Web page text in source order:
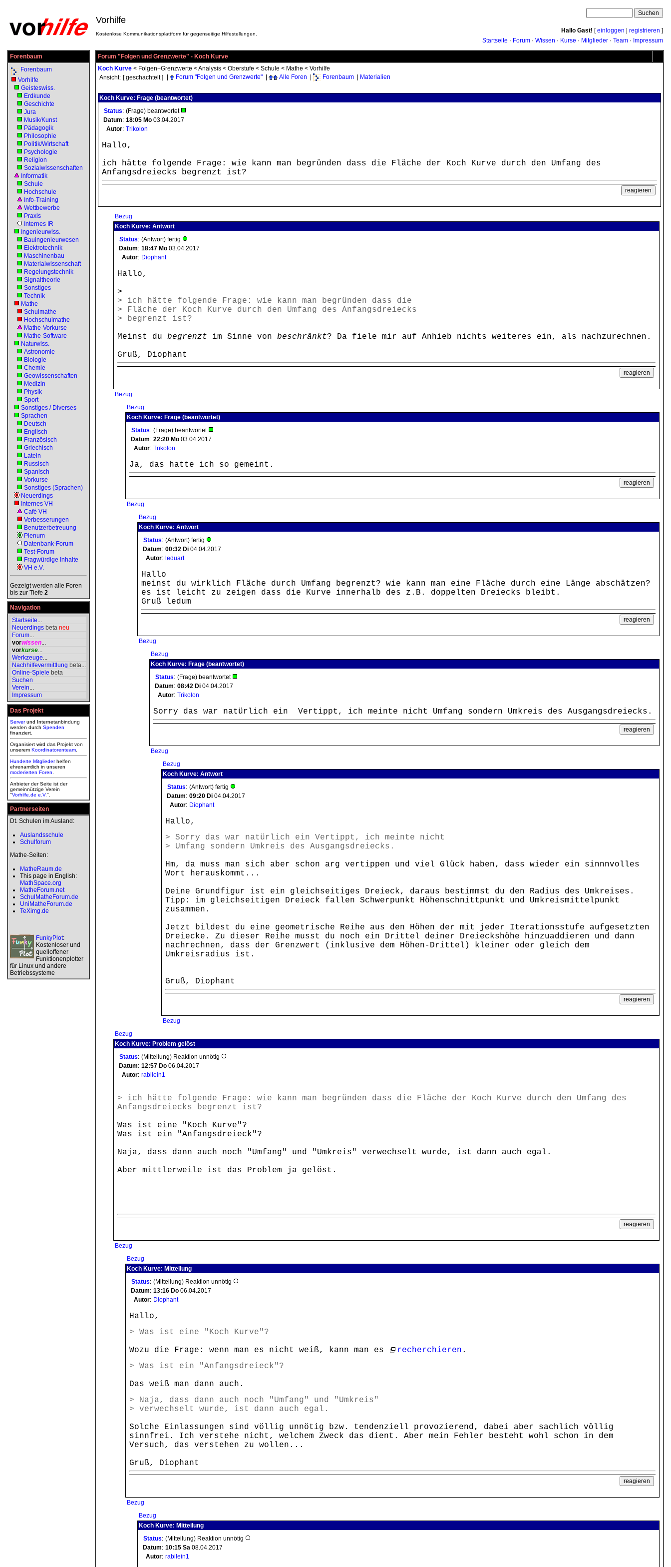
Vorhilfe
Kostenlose Kommunikationsplattform für gegenseitige Hilfestellungen. Hallo Gast! [einloggen registrieren ]
Startseite · Forum · Wissen · Kurse · Mitglieder · Team · Impressum
Forenbaum
Forenbaum
Vorhilfe
Geisteswiss.
Erdkunde
Geschichte
Jura
Musik/Kunst
Pädagogik
Philosophie
Politik/Wirtschaft
Psychologie
Religion
Sozialwissenschaften
Informatik
Schule
Hochschule
Info-Training
Wettbewerbe
Praxis
Internes IR
Ingenieurwiss.
Bauingenieurwesen
Elektrotechnik
Maschinenbau
Materialwissenschaft
Regelungstechnik
Signaltheorie
Sonstiges
Technik
Mathe
Schulmathe
Hochschulmathe
Mathe-Vorkurse
Mathe-Software
Naturwiss.
Astronomie
Biologie
Chemie
Geowissenschaften
Medizin
Physik
Sport
Sonstiges / Diverses
Sprachen
Deutsch
Englisch
Französisch
Griechisch
Latein
Russisch
Spanisch
Vorkurse
Sonstiges (Sprachen)
Neuerdings
Internes VH
Café VH
Verbesserungen
Benutzerbetreuung
Plenum
Datenbank-Forum
Test-Forum
Fragwürdige Inhalte
VH e.V.
Gezeigt werden alle Foren
bis zur Tiefe 2
Navigation
Startseite...
Neuerdings beta neu
Forum...
vorwissen...
vorkurse...
Werkzeuge...
Nachhilfevermittlung beta...
Online-Spiele beta
Suchen
Verein...
Impressum
Das Projekt
Serverund Internetanbindung
werden durch Spenden
finanziert.
Organisiert wird das Projekt von
unserem Koordinatorenteam
Hunderte Mitgliederhelfen
ehrenamtlich in unseren
moderierten Foren
Anbieter der Seite ist der
gemeinnützige Verein
"Vorhilfe.de e.V.".
Partnerseiten
Dt. Schulen im Ausland:
Auslandsschule
Schulforum
Mathe-Seiten:
MatheRaum.de
This page in English:
MathSpace.org
MatheForum.net
SchulMatheForum.de
UniMatheForum.de
TeXimg.de
FunkyPlot:
Kostenloser und
quelloffener
Funktionenplotter
für Linux und andere
Betriebssysteme
Forum "Folgen und Grenzwerte" - Koch Kurve
Koch Kurve < Folgen+Grenzwerte <Analysis < Oberstufe < Schule < Mathe < Vorhilfe
Ansicht: [ geschachtelt ] Forum "Folgen und Grenzwerte" Alle Foren Forenbaum Materialien
Koch Kurve: Frage (beantwortet)
Status: (Frage) beantwortet
Datum: 18:05 Mo 03.04.2017
Autor: Trikolon
Hallo,
ich hätte folgende Frage: wie kann man begründen dass die Fläche der Koch Kurve durch den Umfang des
Anfangsdreiecks begrenzt ist?
Bezug
Koch Kurve: Antwort
Status: (Antwort) fertig
Datum: 18:47 Mo 03.04.2017
Autor: Diophant
Hallo,
>
> ich hätte folgende Frage: wie kann man begründen dass die
> Fläche der Koch Kurve durch den Umfang des Anfangsdreiecks
> begrenzt ist?
Meinst du begrenzt im Sinne von beschränkt? Da fiele mir auf Anhieb nichts weiteres ein, als nachzurechnen.
Gruß, Diophant
Bezug
Bezug
Koch Kurve: Frage (beantwortet)
Status: (Frage) beantwortet
Datum: 22:20 Mo 03.04.2017
Autor: Trikolon
Ja, das hatte ich so gemeint.
Bezug
Bezug
Koch Kurve: Antwort
Status: (Antwort) fertig
Datum: 00:32 Di 04.04.2017
Autor: leduart
Hallo
meinst du wirklich Fläche durch Umfang begrenzt? wie kann man eine Fläche durch eine Länge abschätzen?
es ist leicht zu zeigen dass die Kurve innerhalb des z.B. doppelten Dreiecks bleibt.
Gruß ledum
Bezug
Bezug
Koch Kurve: Frage (beantwortet)
Status: (Frage) beantwortet
Datum: 08:42 Di 04.04.2017
Autor: Trikolon
Sorry das war natürlich ein Vertippt, ich meinte nicht Umfang sondern Umkreis des Ausgangsdreiecks.
Bezug
Bezug
Koch Kurve: Antwort
Status: (Antwort) fertig
Datum: 09:20 Di 04.04.2017
Autor: Diophant
Hallo,
> Sorry das war natürlich ein Vertippt, ich meinte nicht
> Umfang sondern Umkreis des Ausgangsdreiecks.
Hm, da muss man sich aber schon arg vertippen und viel Glück haben, dass wieder ein sinnnvolles
Wort herauskommt...
Deine Grundfigur ist ein gleichseitiges Dreieck, daraus bestimmst du den Radius des Umkreises.
Tipp: im gleichseitigen Dreieck fallen Schwerpunkt Höhenschnittpunkt und Umkreismittelpunkt
zusammen.
Jetzt bildest du eine geometrische Reihe aus den Höhen der mit jeder Iterationsstufe aufgesetzten
Dreiecke. Zu dieser Reihe musst du noch ein Drittel deiner Dreieckshöhe hinzuaddieren und dann
nachrechnen, dass der Grenzwert (inklusive dem Höhen-Drittel) kleiner oder gleich dem
Umkreisradius ist.
Gruß, Diophant
Bezug
Bezug
Koch Kurve: Problem gelöst
Status: (Mitteilung) Reaktion unnötig
Datum: 12:57 Do 06.04.2017
Autor: rabilein1
> ich hätte folgende Frage: wie kann man begründen dass die Fläche der Koch Kurve durch den Umfang des
Anfangsdreiecks begrenzt ist?
Was ist eine "Koch Kurve"?
Was ist ein "Anfangsdreieck"?
Naja, dass dann auch noch "Umfang" und "Umkreis" verwechselt wurde, ist dann auch egal.
Aber mittlerweile ist das Problem ja gelöst.
Bezug
Bezug
Koch Kurve: Mitteilung
Status: (Mitteilung) Reaktion unnötig
Datum: 13:16 Do 06.04.2017
Autor: Diophant
Hallo,
> Was ist eine "Koch Kurve"?
Wozu die Frage: wenn man es nicht weiß, kann man es
recherchieren .
> Was ist ein "Anfangsdreieck"?
Das weiß man dann auch.
> Naja, dass dann auch noch "Umfang" und "Umkreis"
> verwechselt wurde, ist dann auch egal.
Solche Einlassungen sind völlig unnötig bzw. tendenziell provozierend, dabei aber sachlich völlig
sinnfrei. Ich verstehe nicht, welchem Zweck das dient. Aber mein Fehler besteht wohl schon in dem
Versuch, das verstehen zu wollen...
Gruß, Diophant
Bezug
Bezug
Koch Kurve: Mitteilung
Status: (Mitteilung) Reaktion unnötig
Datum: 10:15 Sa 08.04.2017
Autor: rabilein1